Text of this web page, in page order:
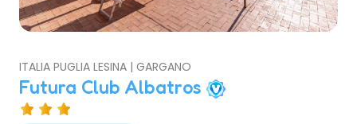
ITALIA PUGLIA LESINA | GARGANO
Futura Club Albatros